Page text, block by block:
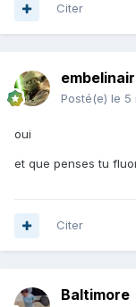
Citer
Posté(e) le 5
oui
et que penses tu
Citer
Baltimore